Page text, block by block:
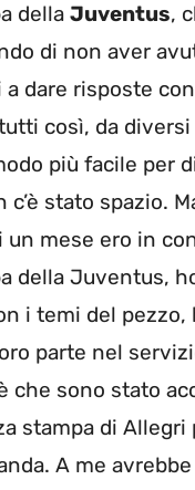
della Juventus,
di non aver
a dare risposte
così, da
più facile per
c’è stato spazio.
un mese ero in
della Juventus,
i temi del pezzo,
parte nel
che sono stato
stampa di Allegri
A me